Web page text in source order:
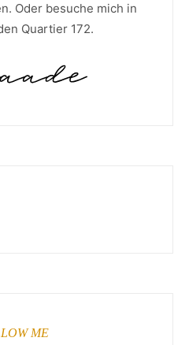
Oder besuche mich in
Quartier 172.
ME